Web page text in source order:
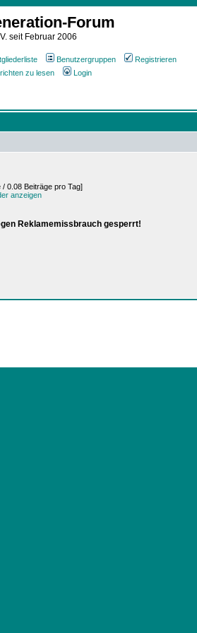
Forum
seit Februar 2006
Benutzergruppen
Registrieren
zu lesen Login
0.08 Beiträge pro Tag]
anzeigen
Reklamemissbrauch gesperrt!